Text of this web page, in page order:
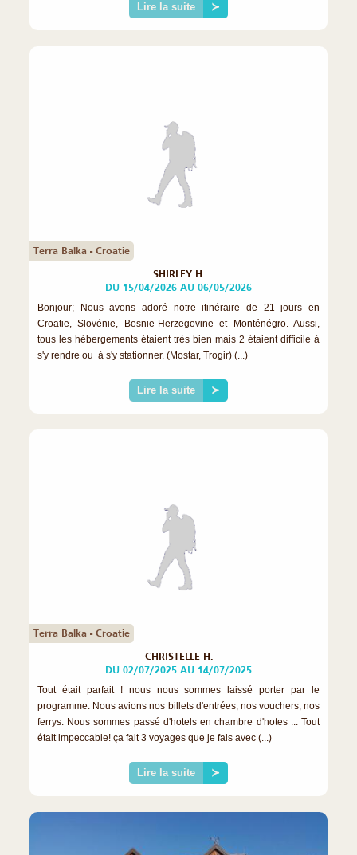
Lire la suite ≻
Terra Balka - Croatie
SHIRLEY H.
DU 15/04/2026 AU 06/05/2026
Bonjour; Nous avons adoré notre itinéraire de 21 jours en
Croatie, Slovénie, Bosnie-Herzegovine et Monténégro. Aussi,
tous les hébergements étaient très bien mais 2 étaient difficile à
s'y rendre ou à s'y stationner. (Mostar, Trogir) (...)
Lire la suite ≻
Terra Balka - Croatie
CHRISTELLE H.
DU 02/07/2025 AU 14/07/2025
Tout était parfait ! nous nous sommes laissé porter par le
programme. Nous avions nos billets d'entrées, nos vouchers, nos
ferrys. Nous sommes passé d'hotels en chambre d'hotes ... Tout
était impeccable! ça fait 3 voyages que je fais avec (...)
Lire la suite ≻